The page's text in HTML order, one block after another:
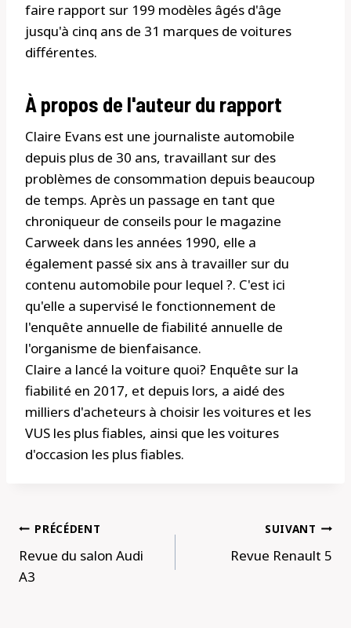
faire rapport sur 199 modèles âgés d'âge
jusqu'à cinq ans de 31 marques de voitures
différentes.
À propos de l'auteur du rapport
Claire Evans est une journaliste automobile
depuis plus de 30 ans, travaillant sur des
problèmes de consommation depuis beaucoup
de temps. Après un passage en tant que
chroniqueur de conseils pour le magazine
Carweek dans les années 1990, elle a
également passé six ans à travailler sur du
contenu automobile pour lequel ?. C'est ici
qu'elle a supervisé le fonctionnement de
l'enquête annuelle de fiabilité annuelle de
l'organisme de bienfaisance.
Claire a lancé la voiture quoi? Enquête sur la
fiabilité en 2017, et depuis lors, a aidé des
milliers d'acheteurs à choisir les voitures et les
VUS les plus fiables, ainsi que les voitures
d'occasion les plus fiables.
Navigation
de
l’article
PRÉCÉDENT
Revue du salon Audi
A3
SUIVANT
Revue Renault 5